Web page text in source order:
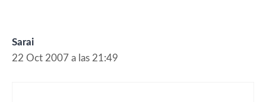
Sarai
22 Oct 2007 a las 21:49